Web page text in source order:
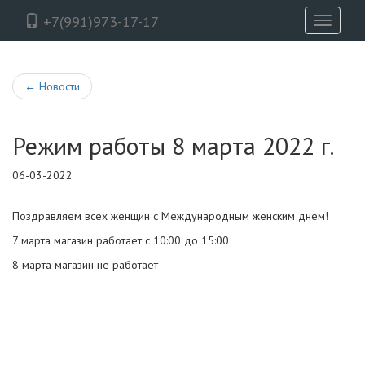
+7(991)973-17-17
Toggle
← Новости
Режим работы 8 марта 2022 г.
06-03-2022
Поздравляем всех женщин с Международным женским днем!
7 марта магазин работает с 10:00 до 15:00
8 марта магазин не работает